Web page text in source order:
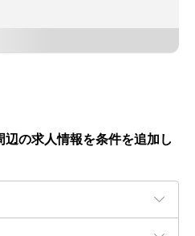
の求人情報を条件を追加し